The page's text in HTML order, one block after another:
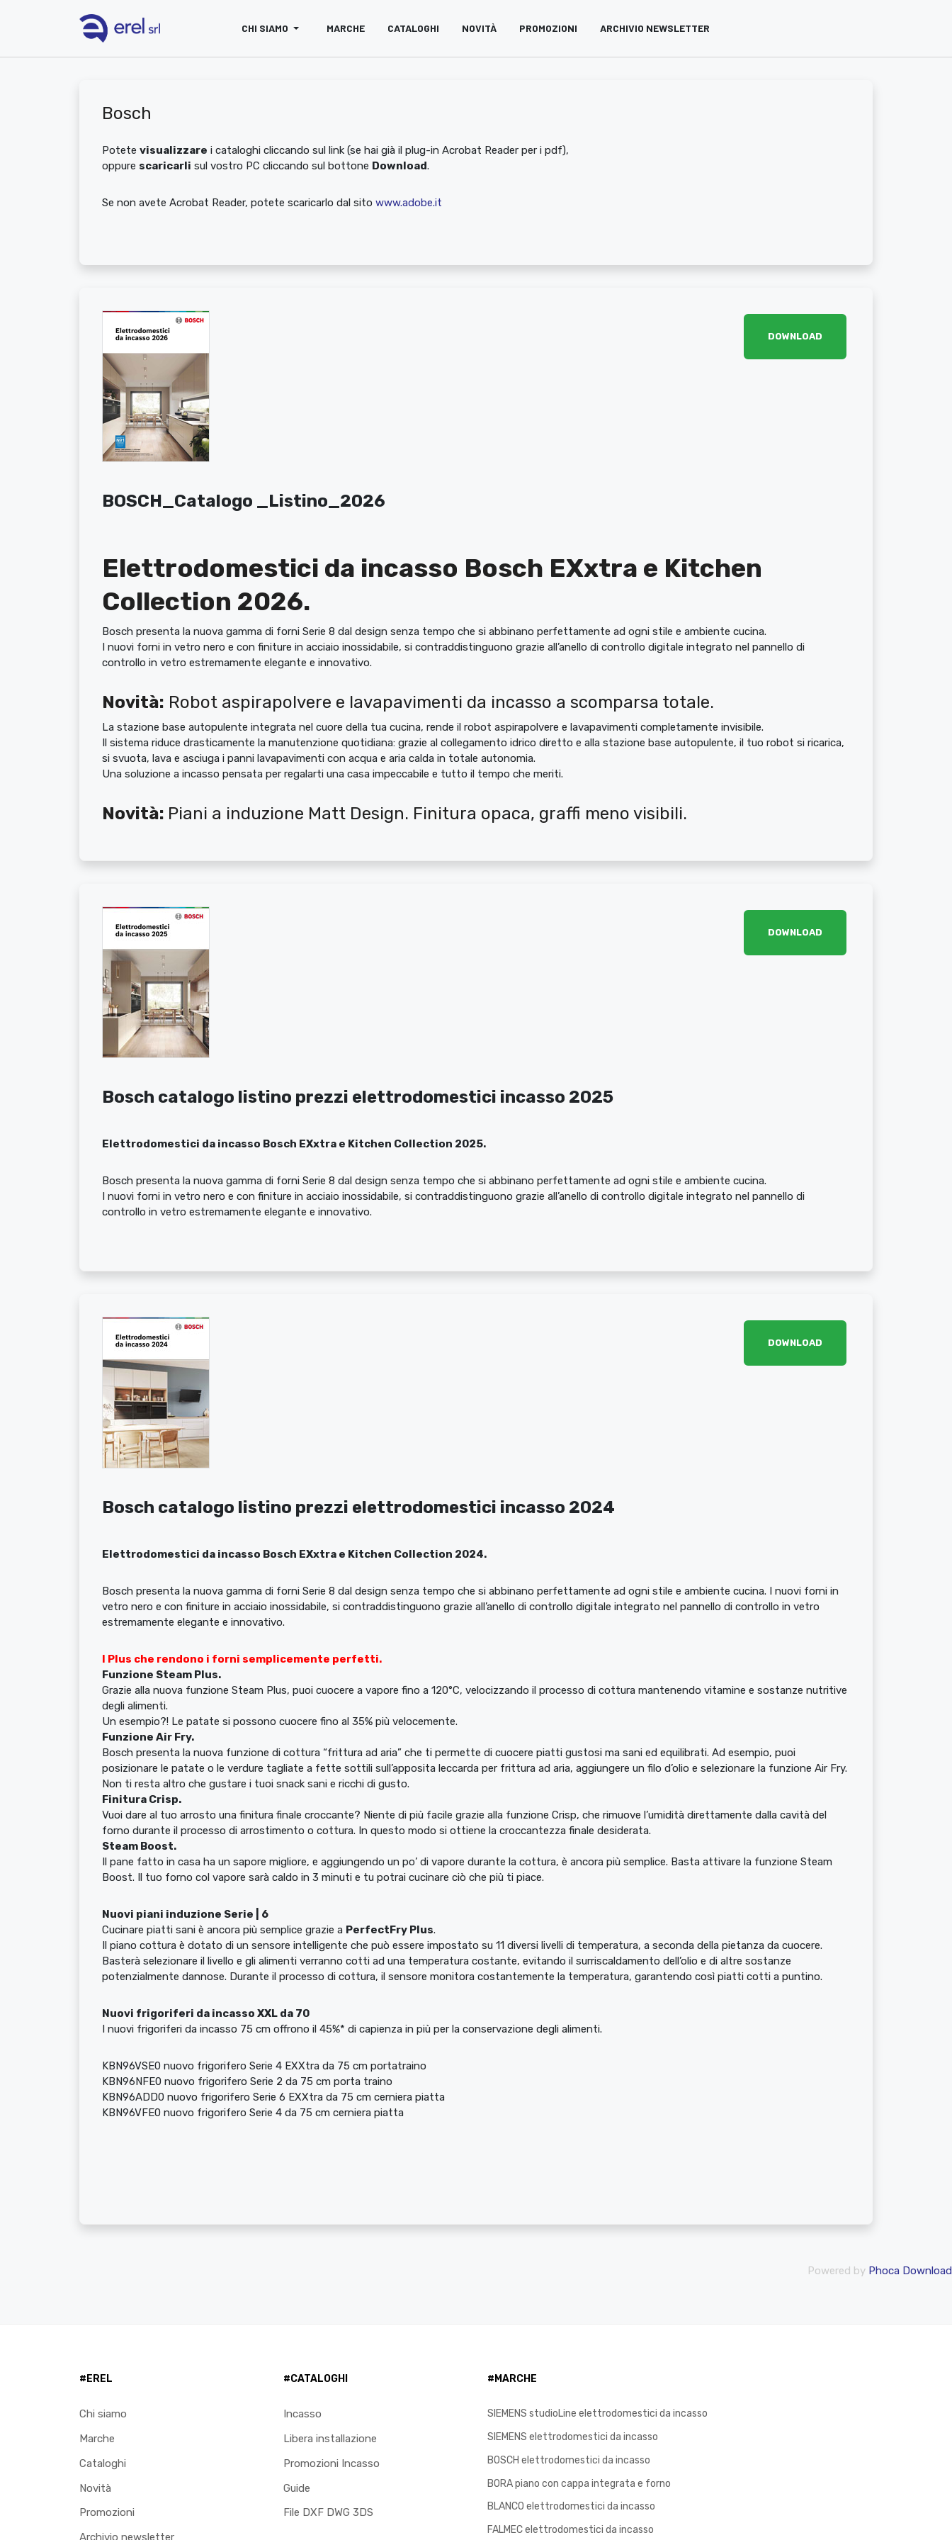
CHI SIAMO MARCHE CATALOGHI NOVITÀ PROMOZIONI ARCHIVIO NEWSLETTER
Bosch
Potete visualizzare i cataloghi cliccando sul link (se hai già il plug-in Acrobat Reader per i pdf),
oppure scaricarli sul vostro PC cliccando sul bottone Download.
Se non avete Acrobat Reader, potete scaricarlo dal sito www.adobe.it
DOWNLOAD
BOSCH_Catalogo _Listino_2026
Elettrodomestici da incasso Bosch EXxtra e Kitchen
Collection 2026.
Bosch presenta la nuova gamma di forni Serie 8 dal design senza tempo che si abbinano perfettamente ad ogni stile e ambiente cucina.
I nuovi forni in vetro nero e con finiture in acciaio inossidabile, si contraddistinguono grazie all’anello di controllo digitale integrato nel pannello di
controllo in vetro estremamente elegante e innovativo.
Novità: Robot aspirapolvere e lavapavimenti da incasso a scomparsa totale.
La stazione base autopulente integrata nel cuore della tua cucina, rende il robot aspirapolvere e lavapavimenti completamente invisibile.
Il sistema riduce drasticamente la manutenzione quotidiana: grazie al collegamento idrico diretto e alla stazione base autopulente, il tuo robot si ricarica,
si svuota, lava e asciuga i panni lavapavimenti con acqua e aria calda in totale autonomia.
Una soluzione a incasso pensata per regalarti una casa impeccabile e tutto il tempo che meriti.
Novità: Piani a induzione Matt Design. Finitura opaca, graffi meno visibili.
DOWNLOAD
Bosch catalogo listino prezzi elettrodomestici incasso 2025
Elettrodomestici da incasso Bosch EXxtra e Kitchen Collection 2025.
Bosch presenta la nuova gamma di forni Serie 8 dal design senza tempo che si abbinano perfettamente ad ogni stile e ambiente cucina.
I nuovi forni in vetro nero e con finiture in acciaio inossidabile, si contraddistinguono grazie all’anello di controllo digitale integrato nel pannello di
controllo in vetro estremamente elegante e innovativo.
DOWNLOAD
Bosch catalogo listino prezzi elettrodomestici incasso 2024
Elettrodomestici da incasso Bosch EXxtra e Kitchen Collection 2024.
Bosch presenta la nuova gamma di forni Serie 8 dal design senza tempo che si abbinano perfettamente ad ogni stile e ambiente cucina. I nuovi forni in
vetro nero e con finiture in acciaio inossidabile, si contraddistinguono grazie all’anello di controllo digitale integrato nel pannello di controllo in vetro
estremamente elegante e innovativo.
I Plus che rendono i forni semplicemente perfetti.
Funzione Steam Plus.
Grazie alla nuova funzione Steam Plus, puoi cuocere a vapore fino a 120°C, velocizzando il processo di cottura mantenendo vitamine e sostanze nutritive
degli alimenti.
Un esempio?! Le patate si possono cuocere fino al 35% più velocemente.
Funzione Air Fry.
Bosch presenta la nuova funzione di cottura “frittura ad aria” che ti permette di cuocere piatti gustosi ma sani ed equilibrati. Ad esempio, puoi
posizionare le patate o le verdure tagliate a fette sottili sull’apposita leccarda per frittura ad aria, aggiungere un filo d’olio e selezionare la funzione Air Fry.
Non ti resta altro che gustare i tuoi snack sani e ricchi di gusto.
Finitura Crisp.
Vuoi dare al tuo arrosto una finitura finale croccante? Niente di più facile grazie alla funzione Crisp, che rimuove l’umidità direttamente dalla cavità del
forno durante il processo di arrostimento o cottura. In questo modo si ottiene la croccantezza finale desiderata.
Steam Boost.
Il pane fatto in casa ha un sapore migliore, e aggiungendo un po’ di vapore durante la cottura, è ancora più semplice. Basta attivare la funzione Steam
Boost. Il tuo forno col vapore sarà caldo in 3 minuti e tu potrai cucinare ciò che più ti piace.
Nuovi piani induzione Serie | 6
Cucinare piatti sani è ancora più semplice grazie a PerfectFry Plus.
Il piano cottura è dotato di un sensore intelligente che può essere impostato su 11 diversi livelli di temperatura, a seconda della pietanza da cuocere.
Basterà selezionare il livello e gli alimenti verranno cotti ad una temperatura costante, evitando il surriscaldamento dell’olio e di altre sostanze
potenzialmente dannose. Durante il processo di cottura, il sensore monitora costantemente la temperatura, garantendo così piatti cotti a puntino.
Nuovi frigoriferi da incasso XXL da 70
I nuovi frigoriferi da incasso 75 cm offrono il 45%* di capienza in più per la conservazione degli alimenti.
KBN96VSE0 nuovo frigorifero Serie 4 EXXtra da 75 cm portatraino
KBN96NFE0 nuovo frigorifero Serie 2 da 75 cm porta traino
KBN96ADD0 nuovo frigorifero Serie 6 EXXtra da 75 cm cerniera piatta
KBN96VFE0 nuovo frigorifero Serie 4 da 75 cm cerniera piatta
Powered by Phoca Download
#EREL
Chi siamo
Marche
Cataloghi
Novità
Promozioni
Archivio newsletter
#CATALOGHI
Incasso
Libera installazione
Promozioni Incasso
Guide
File DXF DWG 3DS
#MARCHE
SIEMENS studioLine elettrodomestici da incasso
SIEMENS elettrodomestici da incasso
BOSCH elettrodomestici da incasso
BORA piano con cappa integrata e forno
BLANCO elettrodomestici da incasso
FALMEC elettrodomestici da incasso